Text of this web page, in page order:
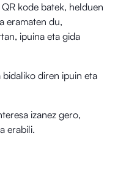
kode batek, helduen
eramaten du,
ipuina eta gida
diren ipuin eta
izanez gero,
erabili.